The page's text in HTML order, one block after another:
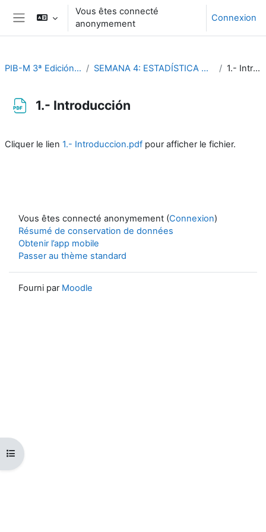
Passer au contenu principal
Panneau latéral
Vous êtes connecté
anonymement
Connexion
Ouvrir l’index du cours
PIB-M 3ª Edición (fase práctica) SEMANA 4: ESTADÍSTICA CLIMATOLÓGICA CON R 1.- Introducción
1.- Introducción
Cliquer le lien 1.- Introduccion.pdf pour afficher le fichier.
Vous êtes connecté anonymement (Connexion)
Résumé de conservation de données
Obtenir l’app mobile
Passer au thème standard
Fourni par Moodle